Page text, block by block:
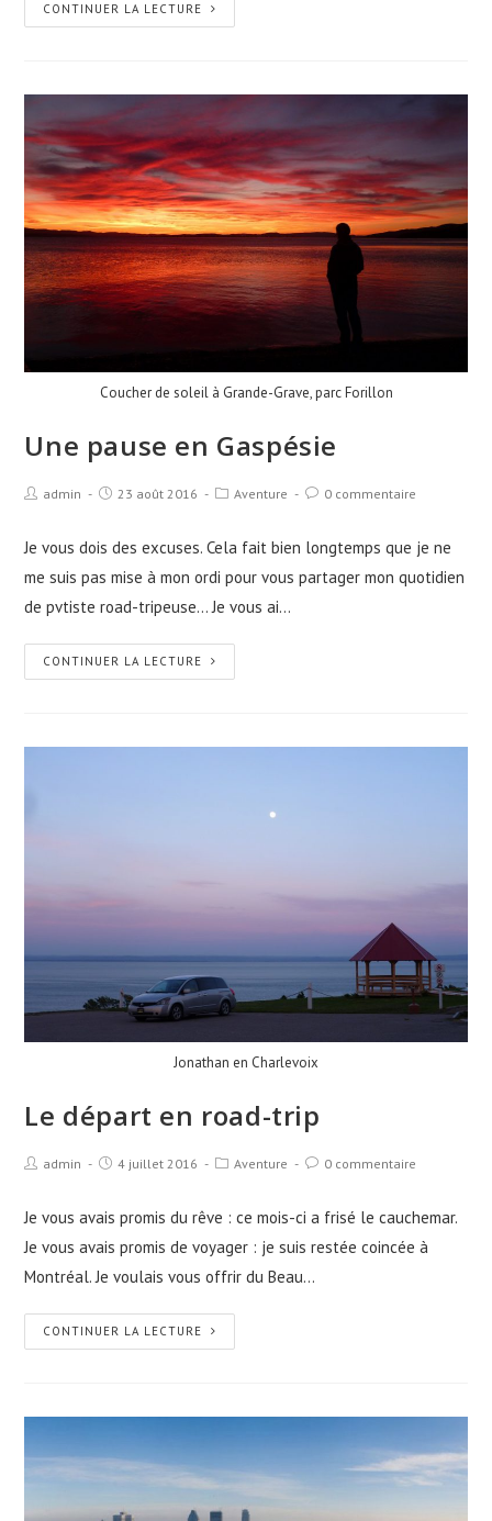
CONTINUER LA LECTURE
Coucher de soleil à Grande-Grave, parc Forillon
Une pause en Gaspésie
admin 23 août 2016 Aventure 0 commentaire
Je vous dois des excuses. Cela fait bien longtemps que je ne
me suis pas mise à mon ordi pour vous partager mon quotidien
de pvtiste road-tripeuse... Je vous ai…
CONTINUER LA LECTURE
Jonathan en Charlevoix
Le départ en road-trip
admin 4 juillet 2016 Aventure 0 commentaire
Je vous avais promis du rêve : ce mois-ci a frisé le cauchemar.
Je vous avais promis de voyager : je suis restée coincée à
Montréal. Je voulais vous offrir du Beau…
CONTINUER LA LECTURE